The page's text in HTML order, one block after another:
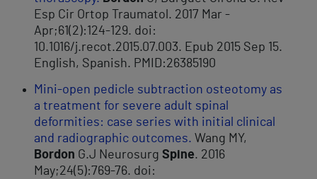
Esp Cir Ortop Traumatol. 2017 Mar -
Apr;61(2):124-129. doi:
10.1016/j.recot.2015.07.003. Epub 2015 Sep 15.
English, Spanish. PMID:26385190
Mini-open pedicle subtraction osteotomy as
a treatment for severe adult spinal
deformities: case series with initial clinical
and radiographic outcomes. Wang MY,
Bordon G.J Neurosurg Spine. 2016
May;24(5):769-76. doi: